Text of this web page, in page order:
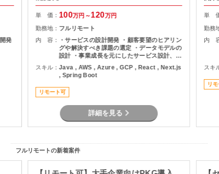
発
単 価： 100万円～120万円
勤務地： フルリモート
内 容：
・サービスの設計開発 ・顧客要望のヒアリン
グや解決すべき課題の選定 ・データモデルの
設計 ・事業成長を元にしたサービス設計、開
発、開発環境の改善
スキル：Java , AWS , Azure , GCP , React , Next.js
, Spring Boot
リモート可
詳細を見る
単
勤務
内
スキ
リ
フルリモートの新着案件